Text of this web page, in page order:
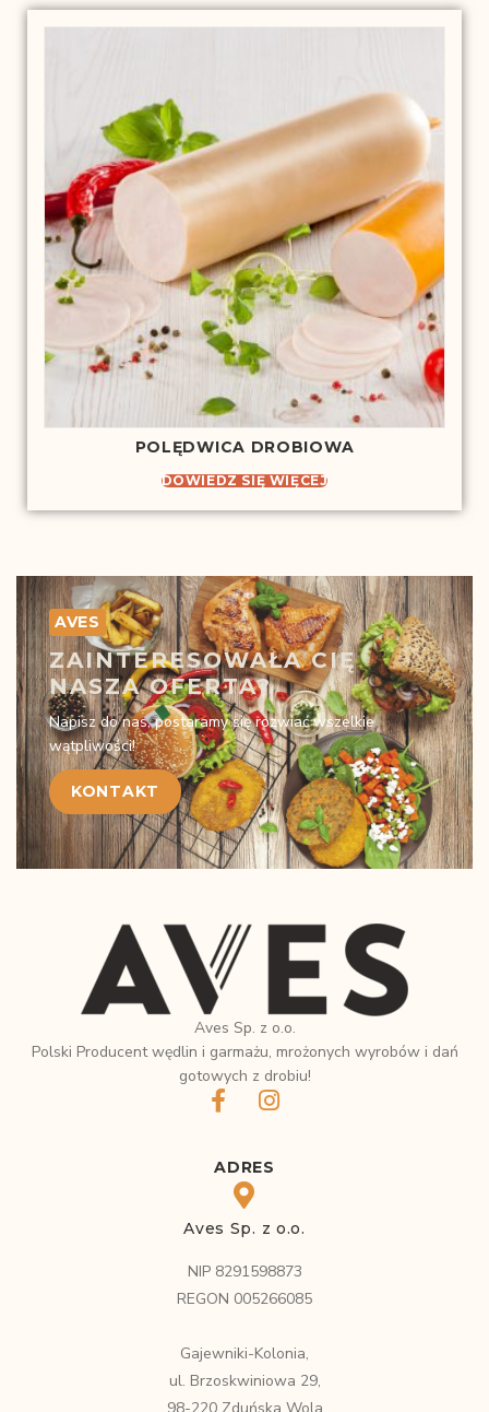
POLĘDWICA DROBIOWA
DOWIEDZ SIĘ WIĘCEJ
AVES
ZAINTERESOWAŁA CIĘ
NASZA OFERTA?
Napisz do nas, postaramy się rozwiać wszelkie
wątpliwości!
KONTAKT
Aves Sp. z o.o.
Polski Producent wędlin i garmażu, mrożonych wyrobów i dań
gotowych z drobiu!
ADRES
Aves Sp. z o.o.
NIP 8291598873
REGON 005266085
Gajewniki-Kolonia,
ul. Brzoskwiniowa 29,
98-220 Zduńska Wola